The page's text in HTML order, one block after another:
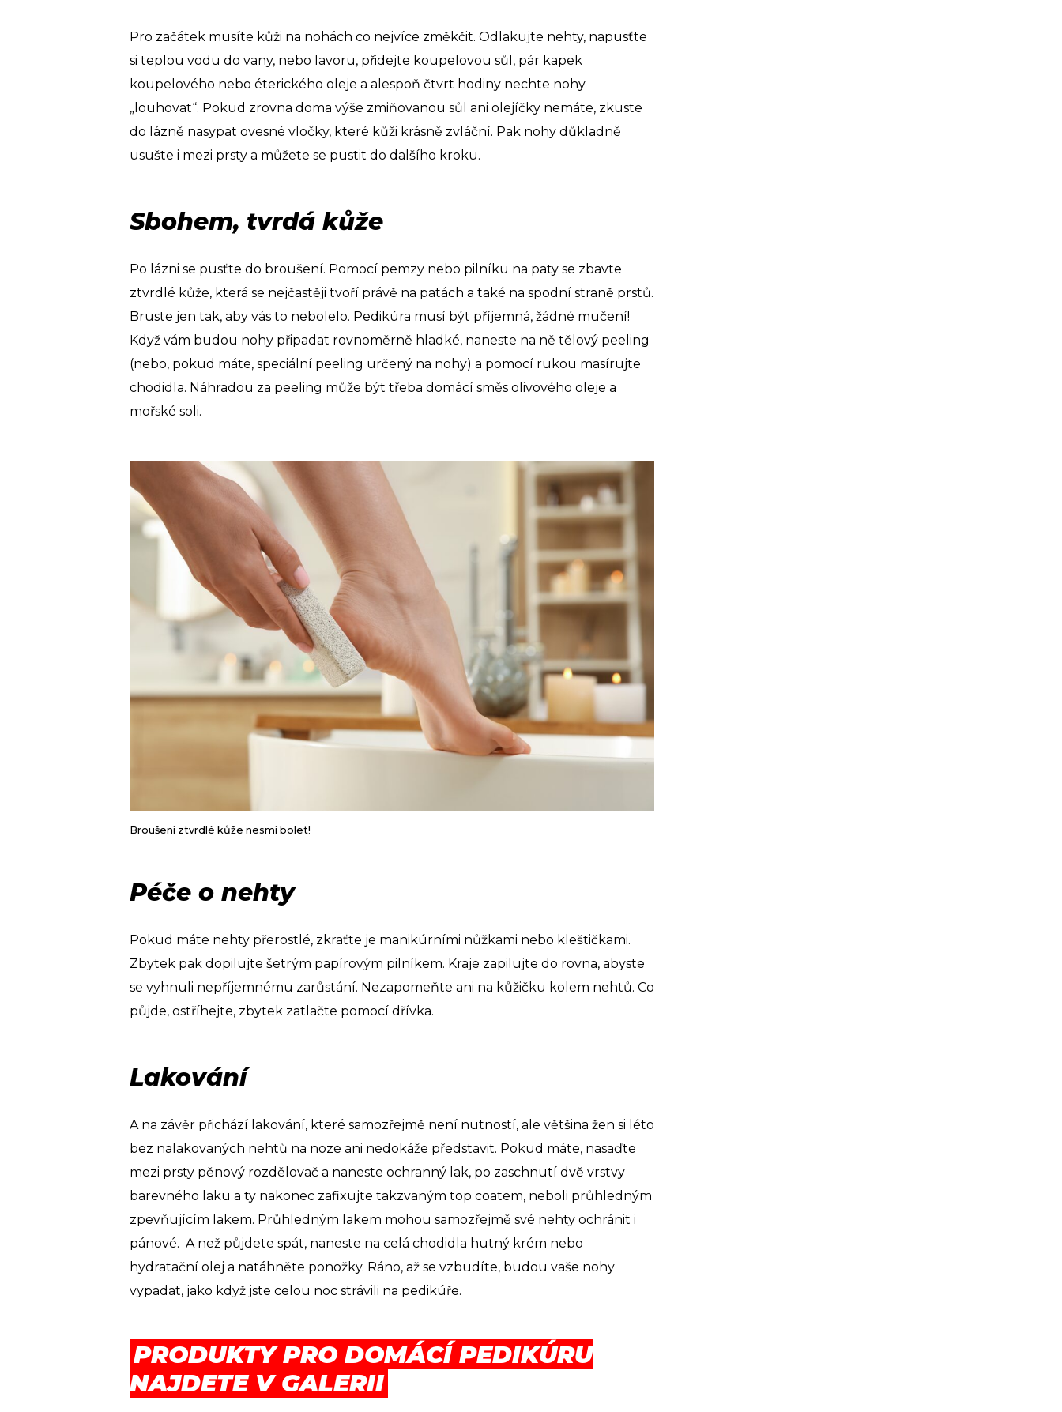
Pro začátek musíte kůži na nohách co nejvíce změkčit. Odlakujte nehty, napusťte
si teplou vodu do vany, nebo lavoru, přidejte koupelovou sůl, pár kapek
koupelového nebo éterického oleje a alespoň čtvrt hodiny nechte nohy
„louhovat“. Pokud zrovna doma výše zmiňovanou sůl ani olejíčky nemáte, zkuste
do lázně nasypat ovesné vločky, které kůži krásně zvláční. Pak nohy důkladně
usušte i mezi prsty a můžete se pustit do dalšího kroku.
Sbohem, tvrdá kůže
Po lázni se pusťte do broušení. Pomocí pemzy nebo pilníku na paty se zbavte
ztvrdlé kůže, která se nejčastěji tvoří právě na patách a také na spodní straně prstů.
Bruste jen tak, aby vás to nebolelo. Pedikúra musí být příjemná, žádné mučení!
Když vám budou nohy připadat rovnoměrně hladké, naneste na ně tělový peeling
(nebo, pokud máte, speciální peeling určený na nohy) a pomocí rukou masírujte
chodidla. Náhradou za peeling může být třeba domácí směs olivového oleje a
mořské soli.
Broušení ztvrdlé kůže nesmí bolet!
Péče o nehty
Pokud máte nehty přerostlé, zkraťte je manikúrními nůžkami nebo kleštičkami.
Zbytek pak dopilujte šetrým papírovým pilníkem. Kraje zapilujte do rovna, abyste
se vyhnuli nepříjemnému zarůstání. Nezapomeňte ani na kůžičku kolem nehtů. Co
půjde, ostříhejte, zbytek zatlačte pomocí dřívka.
Lakování
A na závěr přichází lakování, které samozřejmě není nutností, ale většina žen si léto
bez nalakovaných nehtů na noze ani nedokáže představit. Pokud máte, nasaďte
mezi prsty pěnový rozdělovač a naneste ochranný lak, po zaschnutí dvě vrstvy
barevného laku a ty nakonec zafixujte takzvaným top coatem, neboli průhledným
zpevňujícím lakem. Průhledným lakem mohou samozřejmě své nehty ochránit i
pánové. A než půjdete spát, naneste na celá chodidla hutný krém nebo
hydratační olej a natáhněte ponožky. Ráno, až se vzbudíte, budou vaše nohy
vypadat, jako když jste celou noc strávili na pedikúře.
PRODUKTY PRO DOMÁCÍ PEDIKÚRU
NAJDETE V GALERII